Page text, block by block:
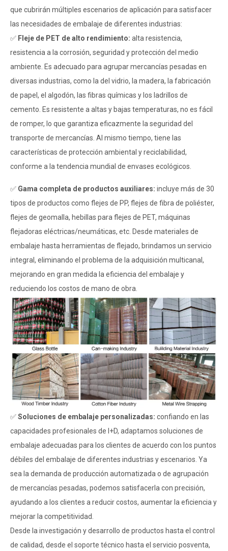
que cubrirán múltiples escenarios de aplicación para satisfacer
las necesidades de embalaje de diferentes industrias:
✅ Fleje de PET de alto rendimiento: alta resistencia,
resistencia a la corrosión, seguridad y protección del medio
ambiente. Es adecuado para agrupar mercancías pesadas en
diversas industrias, como la del vidrio, la madera, la fabricación
de papel, el algodón, las fibras químicas y los ladrillos de
cemento. Es resistente a altas y bajas temperaturas, no es fácil
de romper, lo que garantiza eficazmente la seguridad del
transporte de mercancías. Al mismo tiempo, tiene las
características de protección ambiental y reciclabilidad,
conforme a la tendencia mundial de envases ecológicos.
✅ Gama completa de productos auxiliares: incluye más de 30
tipos de productos como flejes de PP, flejes de fibra de poliéster,
flejes de geomalla, hebillas para flejes de PET, máquinas
flejadoras eléctricas/neumáticas, etc. Desde materiales de
embalaje hasta herramientas de flejado, brindamos un servicio
integral, eliminando el problema de la adquisición multicanal,
mejorando en gran medida la eficiencia del embalaje y
reduciendo los costos de mano de obra.
✅Soluciones de embalaje personalizadas: confiando en las
capacidades profesionales de I+D, adaptamos soluciones de
embalaje adecuadas para los clientes de acuerdo con los puntos
débiles del embalaje de diferentes industrias y escenarios. Ya
sea la demanda de producción automatizada o de agrupación
de mercancías pesadas, podemos satisfacerla con precisión,
ayudando a los clientes a reducir costos, aumentar la eficiencia y
mejorar la competitividad.
Desde la investigación y desarrollo de productos hasta el control
de calidad, desde el soporte técnico hasta el servicio posventa,